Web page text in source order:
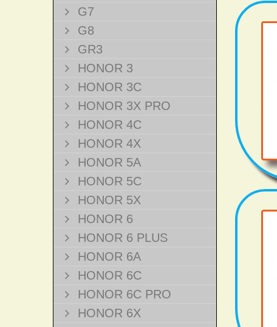
G7
G8
GR3
HONOR 3
HONOR 3C
HONOR 3X PRO
HONOR 4C
HONOR 4X
HONOR 5A
HONOR 5C
HONOR 5X
HONOR 6
HONOR 6 PLUS
HONOR 6A
HONOR 6C
HONOR 6C PRO
HONOR 6X